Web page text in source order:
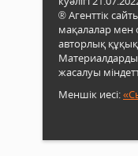
® Агенттік
мақалалар мен
авторлық
Материалдарды
жасалуы
Меншік иесі: